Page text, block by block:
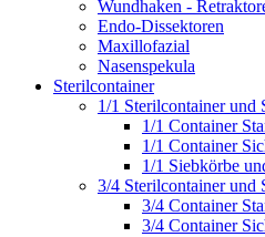
Wundhaken -
Endo-Dissektoren
Maxillofazial
Nasenspekula
Sterilcontainer
1/1 Sterilcontainer und
1/1 Container
1/1 Container
1/1 Siebkörbe
3/4 Sterilcontainer und
3/4 Container
3/4 Container